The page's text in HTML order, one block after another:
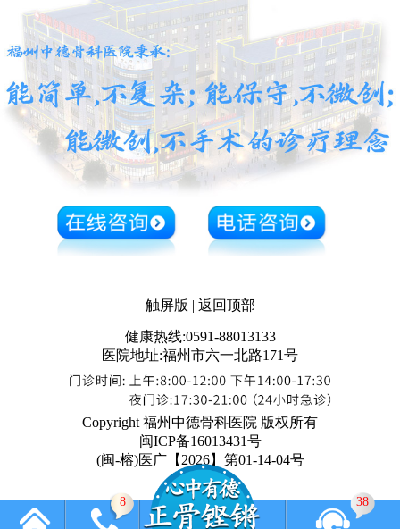
触屏版 | 返回顶部
健康热线:0591-88013133
医院地址:福州市六一北路171号
Copyright 福州中德骨科医院 版权所有
闽ICP备16013431号
(闽-榕)医广【2026】第01-14-04号
8 38